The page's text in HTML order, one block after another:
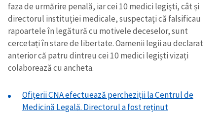
faza de urmărire penală, iar cei 10 medici legişti, cât și
directorul instituției medicale, suspectaţi că falsificau
rapoartele în legătură cu motivele deceselor, sunt
cercetați în stare de libertate. Oamenii legii au declarat
anterior că patru dintreu cei 10 medici legiști vizați
colaborează cu ancheta.
Ofiţerii CNA efectuează percheziţii la Centrul de
Medicină Legală. Directorul a fost reținut